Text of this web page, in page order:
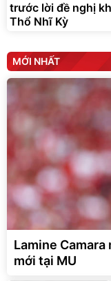
trước lời đề nghị
Thổ Nhĩ Kỳ
MỚI NHẤT
Lamine
mới tại MU